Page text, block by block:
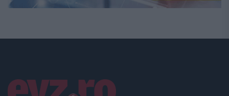
Linkuri utile